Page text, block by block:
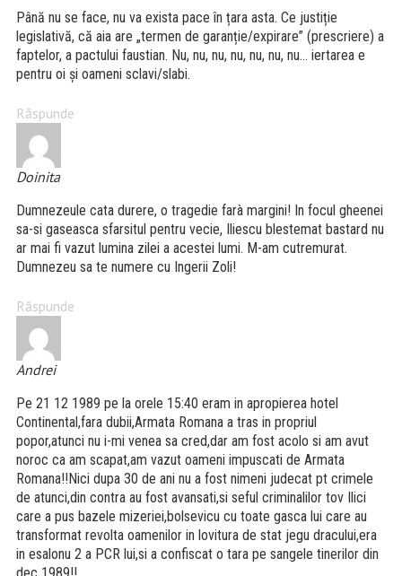
Până nu se face, nu va exista pace în țara asta. Ce justiție
legislativă, că aia are „termen de garanție/expirare” (prescriere) a
faptelor, a pactului faustian. Nu, nu, nu, nu, nu, nu, nu… iertarea e
pentru oi și oameni sclavi/slabi.
Răspunde
Doinita
Dumnezeule cata durere, o tragedie farà margini! In focul gheenei
sa-si gaseasca sfarsitul pentru vecie, Iliescu blestemat bastard nu
ar mai fi vazut lumina zilei a acestei lumi. M-am cutremurat.
Dumnezeu sa te numere cu Ingerii Zoli!
Răspunde
Andrei
Pe 21 12 1989 pe la orele 15:40 eram in apropierea hotel
Continental,fara dubii,Armata Romana a tras in propriul
popor,atunci nu i-mi venea sa cred,dar am fost acolo si am avut
noroc ca am scapat,am vazut oameni impuscati de Armata
Romana!!Nici dupa 30 de ani nu a fost nimeni judecat pt crimele
de atunci,din contra au fost avansati,si seful criminalilor tov Ilici
care a pus bazele mizeriei,bolsevicu cu toate gasca lui care au
transformat revolta oamenilor in lovitura de stat jegu dracului,era
in esalonu 2 a PCR lui,si a confiscat o tara pe sangele tinerilor din